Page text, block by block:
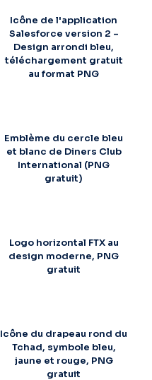
Icône de l'application
Salesforce version 2 –
Design arrondi bleu,
téléchargement gratuit
au format PNG
Emblème du cercle bleu
et blanc de Diners Club
International (PNG
gratuit)
Logo horizontal FTX au
design moderne, PNG
gratuit
Icône du drapeau rond du
Tchad, symbole bleu,
jaune et rouge, PNG
gratuit